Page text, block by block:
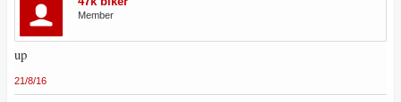
Member
up
21/8/16